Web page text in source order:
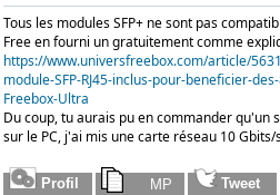
Tous les modules SFP+ ne sont pas
Free en fourni un gratuitement comme
https://www.universfreebox.com/article/
module-SFP-RJ45-inclus-pour-beneficier-
Freebox-Ultra
Du coup, tu aurais pu en commander qu'un
sur le PC, j'ai mis une carte réseau 10